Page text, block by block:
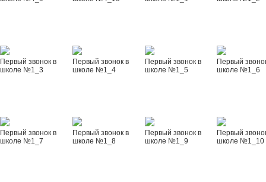
Первый звонок в
школе №1_3
Первый звонок в
школе №1_4
Первый звонок в
школе №1_5
Первый
школе №1_6
Первый звонок в
школе №1_7
Первый звонок в
школе №1_8
Первый звонок в
школе №1_9
Первый
школе №1_10